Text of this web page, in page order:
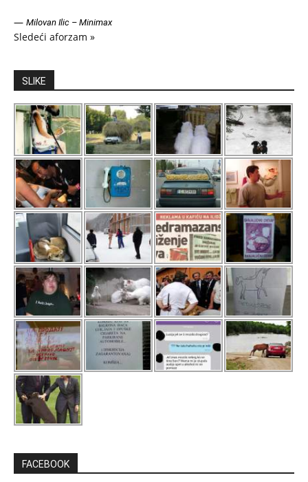
— Milovan Ilic – Minimax
Sledeći aforzam »
SLIKE
FACEBOOK